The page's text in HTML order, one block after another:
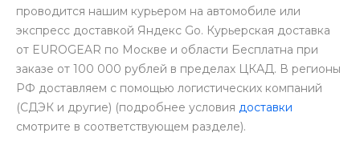
проводится нашим курьером на автомобиле или
экспресс доставкой Яндекс Go. Курьерская доставка
от EUROGEAR по Москве и области Бесплатна при
заказе от 100 000 рублей в пределах ЦКАД. В регионы
РФ доставляем с помощью логистических компаний
(СДЭК и другие) (подробнее условия доставки
смотрите в соответствующем разделе).